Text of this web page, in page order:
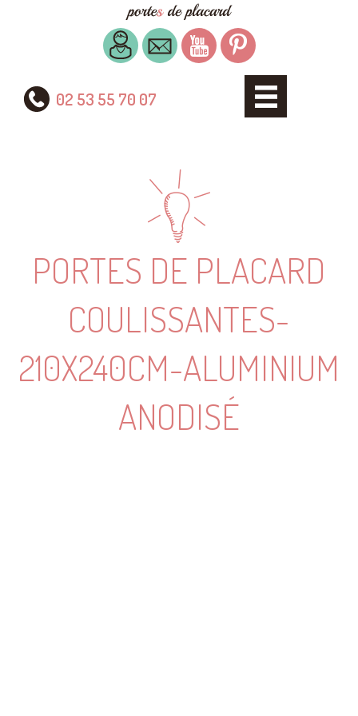
02 53 55 70 07
PORTES DE PLACARD
COULISSANTES-
210X240CM-ALUMINIUM
ANODISÉ